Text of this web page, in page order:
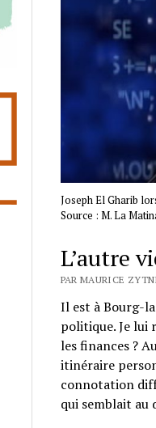
Joseph El Gharib
Source : M. La
L’autre
PAR MAURICE
Il est à Bourg-
politique. Je lui
les finances ?
itinéraire
connotation
qui semblait au